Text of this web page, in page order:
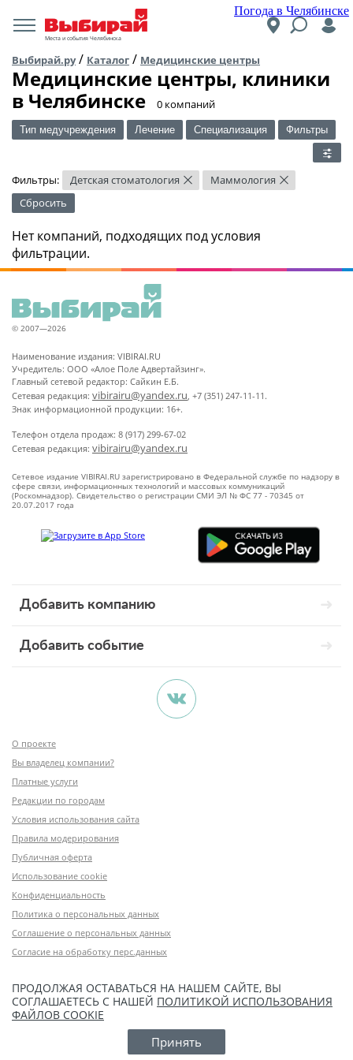
Погода в Челябинске
Места и события Челябинска
Выбирай.ру/ Каталог / Медицинские центры
Медицинские центры, клиники
в Челябинске
​0 компаний
Тип медучреждения Лечение Специализация Фильтры
Фильтры: Детская стоматология × Маммология ×
Сбросить
Нет компаний, подходящих под условия
фильтрации.
© 2007—2026
Наименование издания: VIBIRAI.RU
Учредитель: ООО «Алое Поле Адвертайзинг».
Главный сетевой редактор: Сайкин Е.Б.
Сетевая редакция: vibirairu@yandex.ru, +7 (351) 247-11-11.
Знак информационной продукции: 16+.
Телефон отдела продаж: 8 (917) 299-67-02
Сетевая редакция: vibirairu@yandex.ru
Сетевое издание VIBIRAI.RU зарегистрировано в Федеральной службе по надзору в
сфере связи, информационных технологий и массовых коммуникаций
(Роскомнадзор). Свидетельство о регистрации СМИ ЭЛ № ФС 77 - 70345 от
20.07.2017 года
Добавить компанию
Добавить событие
О проекте
Вы владелец компании?
Платные услуги
Редакции по городам
Условия использования сайта
Правила модерирования
Публичная оферта
Использование cookie
Конфиденциальность
Политика о персональных данных
Соглашение о персональных данных
Согласие на обработку перс.данных
ПРОДОЛЖАЯ ОСТАВАТЬСЯ НА НАШЕМ САЙТЕ, ВЫ
СОГЛАШАЕТЕСЬ С НАШЕЙ ПОЛИТИКОЙ ИСПОЛЬЗОВАНИЯ
ФАЙЛОВ COOKIE
Принять